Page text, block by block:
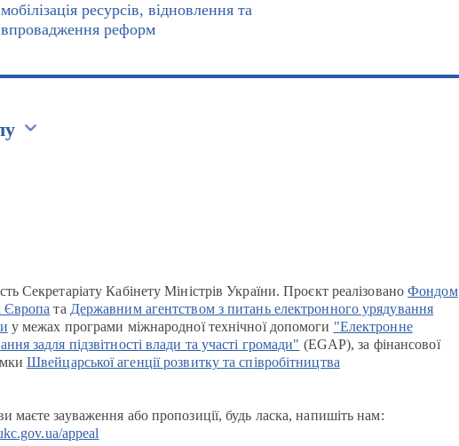
мобілізація ресурсів, відновлення та
впровадження реформ
Секретаріату Кабінету Міністрів України. Проєкт реалізованоФондом
Європа та Державним агентством з питань електронного урядування
у межах програми міжнародної технічної допомоги "Електронне
задля підзвітності влади та участі громади" (EGAP), за фінансової
Швейцарської агенції розвитку та співробітництва
маєте зауваження або пропозиції, будь ласка, напишіть нам:
appeal